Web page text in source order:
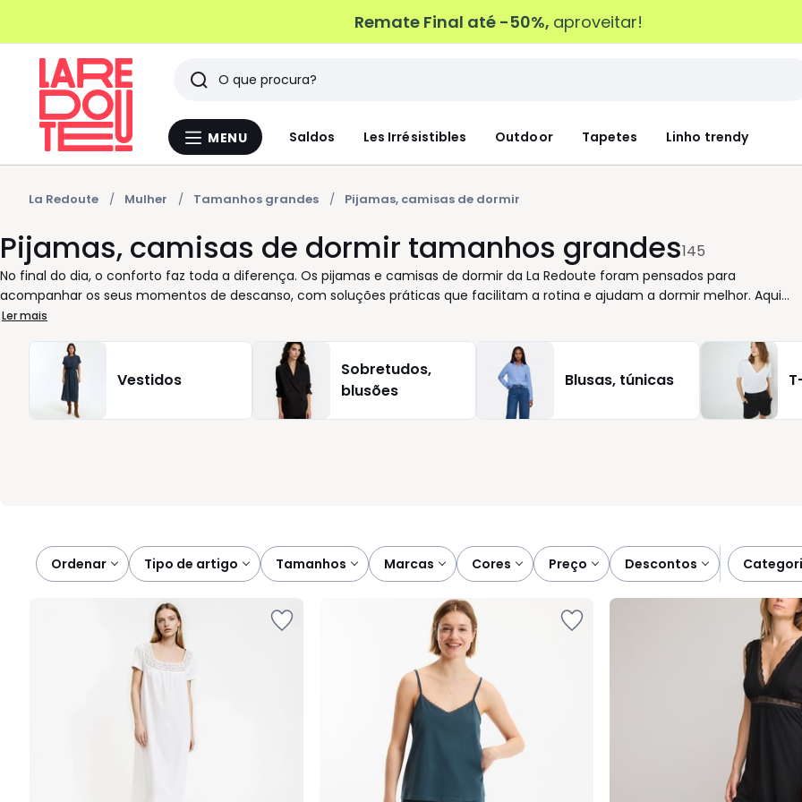
Remate Final até -50%, aproveitar!
Menu
MENU Saldos Les Irrésistibles Outdoor Tapetes Linho trendy
Pesquisar
Últimos
artigos
vistos
La Redoute Mulher Tamanhos grandes Pijamas, camisas de dormir
Pijamas, camisas de dormir tamanhos grandes145
No final do dia, o conforto faz toda a diferença. Os pijamas e camisas de dormir da La Redoute foram pensados para
acompanhar os seus momentos de descanso, com soluções práticas que facilitam a rotina e ajudam a dormir melhor. Aqui
encontra roupa de interior criada para a mulher atual, que valoriza bem‑estar sem complicações. Entre pijamas completos e
sensação agradável ao toque, ideais para noites tranquilas. Os cortes são estudados para permitir liberdade de movimentos,
seja para relaxar no sofá ou para uma noite inteira de descanso. Os detalhes fazem a diferença: cores intemporais como o
branco, padrões discretos e acabamentos confortáveis que combinam facilmente com meias ou outras peças de interior.
Cada pijama foi pensado para ser fácil de usar e de cuidar, integrando‑se naturalmente no seu dia a dia. Descubra uma
Ler mais
Vestidos
Sobretudos,
blusões
Blusas, túnicas
Ordenar
tipo de artigo tamanhos marcas cores preço descontos